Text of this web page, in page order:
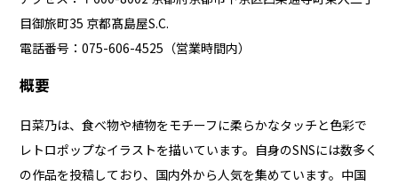
⽬御旅町35 京都髙島屋S.C.
電話番号：075-606-4525（営業時間内）
概要
日菜乃は、食べ物や植物をモチーフに柔らかなタッチと色彩で
レトロポップなイラストを描いています。自身のSNSには数多く
の作品を投稿しており、国内外から人気を集めています。中国